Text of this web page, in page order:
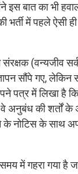
इस बात का भी
में पहले ऐसी
(वन्यजीव
सौंपे गए, लेकिन
पत्र में लिखा है
अनुबंध की शर्तों के
के नोटिस के साथ
में गहरा गया है